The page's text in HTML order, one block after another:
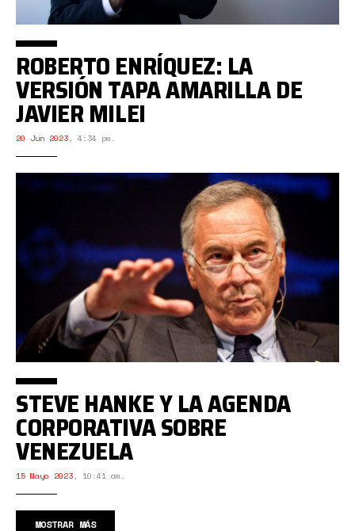
ROBERTO ENRÍQUEZ: LA
VERSIÓN TAPA AMARILLA DE
JAVIER MILEI
20 Jun 2023, 4:34 pm.
STEVE HANKE Y LA AGENDA
CORPORATIVA SOBRE
VENEZUELA
15 Mayo 2023, 10:41 am.
MOSTRAR MÁS